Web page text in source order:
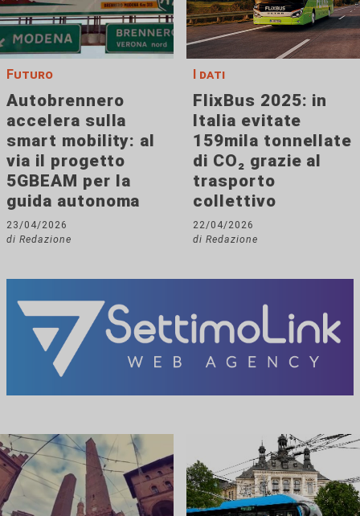
Futuro
Autobrennero
accelera sulla
smart mobility: al
via il progetto
5GBEAM per la
guida autonoma
23/04/2026
di Redazione
I dati
FlixBus 2025: in
Italia evitate
159mila tonnellate
di CO₂ grazie al
trasporto
collettivo
22/04/2026
di Redazione